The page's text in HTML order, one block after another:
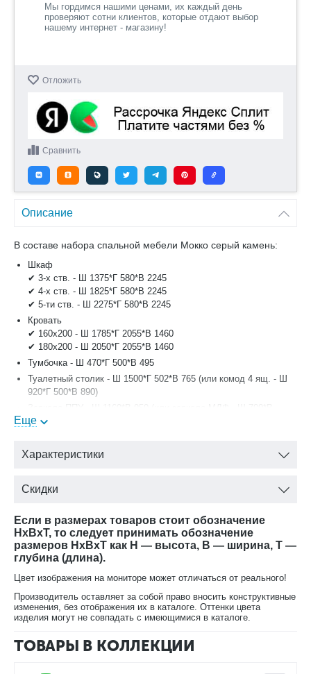
Мы гордимся нашими ценами, их каждый день
проверяют сотни клиентов, которые отдают выбор
нашему интернет - магазину!
Отложить
Сравнить
Описание
В составе набора спальной мебели Мокко серый камень:
Шкаф
✔ 3-х ств. - Ш 1375*Г 580*В 2245
✔ 4-х ств. - Ш 1825*Г 580*В 2245
✔ 5-ти ств. - Ш 2275*Г 580*В 2245
Кровать
✔ 160х200 - Ш 1785*Г 2055*В 1460
✔ 180х200 - Ш 2050*Г 2055*В 1460
Тумбочка - Ш 470*Г 500*В 495
Туалетный столик - Ш 1500*Г 502*В 765 (или комод 4 ящ. - Ш
920*Г 500*В 890)
1000)
механизмом.
преимуществ — от безупречного внешнего вида до качества
выполнены в стиле классики и наделены максимальной
функциональностью. Благодаря этому мебель идеально
вписывается в соответствующий интерьер.
Утонченные элементы, роскошная обивка, витиеватые
владельцам. Бежевый цвет «мокко» мебели позволяет
визуально увеличить пространство спальни, подчеркнуть
Компания-производитель «ЭРА» доставит товар в любой
Еще
Характеристики
Скидки
Если в размерах товаров стоит обозначение
HxBxT, то следует принимать обозначение
размеров HxBxT как H — высота, B — ширина, T —
глубина (длина).
Цвет изображения на мониторе может отличаться от реального!
Производитель оставляет за собой право вносить конструктивные
изменения, без отображения их в каталоге. Оттенки цвета
изделия могут не совпадать с имеющимися в каталоге.
ТОВАРЫ В КОЛЛЕКЦИИ